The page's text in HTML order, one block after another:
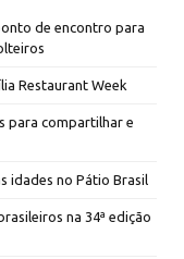
de encontro para
Restaurant Week
para compartilhar e
idades no Pátio Brasil
na 34ª edição